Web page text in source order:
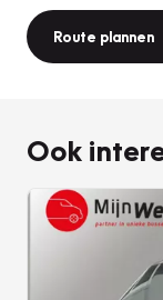
het naar wens
aan de inrichting,
etc. Wij zijn u
Bel gerust voor
kunnen
voorbehouden.
Mijn Werkbus BV
Route plannen
Ook